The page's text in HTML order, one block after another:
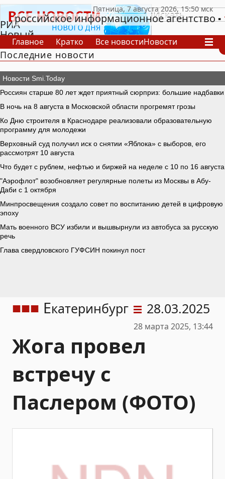
РИА
Новый
День
российское информационное агентство
Главное Кратко Все новостиНовости
В России
В мире
СпецпроектыПроекты Архив
Последние новости
Екатеринбург 28.03.2025
28 марта 2025, 13:44
Жога провел
встречу с
Паслером (ФОТО)